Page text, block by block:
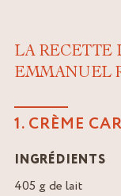
LA RECETTE
EMMANUEL
1. CRÈME
INGRÉDIENTS
405 g de lait